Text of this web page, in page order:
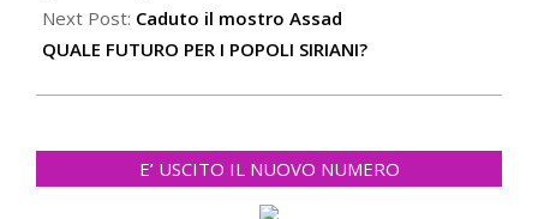
Next Post: Caduto il mostro Assad
QUALE FUTURO PER I POPOLI SIRIANI?
E’ USCITO IL NUOVO NUMERO